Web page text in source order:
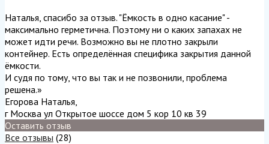
Наталья, спасибо за отзыв. "Ёмкость в одно касание" -
максимально герметична. Поэтому ни о каких запахах не
может идти речи. Возможно вы не плотно закрыли
контейнер. Есть определённая специфика закрытия данной
ёмкости.
И судя по тому, что вы так и не позвонили, проблема
решена.»
Егорова Наталья,
г Москва ул Открытое шоссе дом 5 кор 10 кв 39
Оставить отзыв
Все отзывы (28)